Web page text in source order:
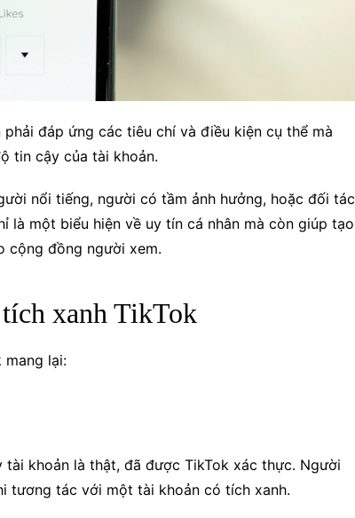
đáp ứng các tiêu chí và điều kiện cụ thể mà
tin cậy của tài khoản.
nổi tiếng, người có tầm ảnh hưởng, hoặc đối tác
là một biểu hiện về uy tín cá nhân mà còn giúp tạo
cộng đồng người xem.
xanh TikTok
mang lại:
khoản là thật, đã được TikTok xác thực. Người
tương tác với một tài khoản có tích xanh.